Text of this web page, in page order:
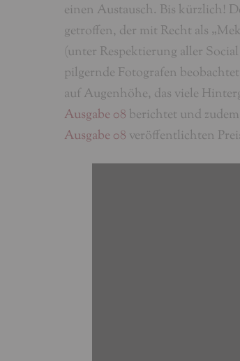
einen Austausch. Bis kürzlich!
getroffen, der mit Recht als
(unter Respektierung aller
pilgernde Fotografen
auf Augenhöhe, das viele
Ausgabe 08 berichtet und
Ausgabe 08 veröffentlichten